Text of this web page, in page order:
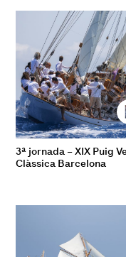
3ª jornada – XIX Puig
Clàssica Barcelona